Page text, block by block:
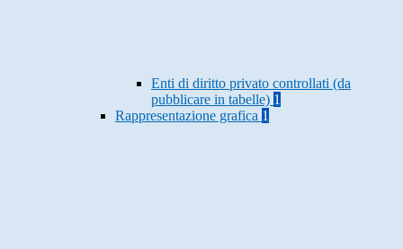
Enti di diritto privato controllati (da
pubblicare in tabelle) 1
Rappresentazione grafica 1